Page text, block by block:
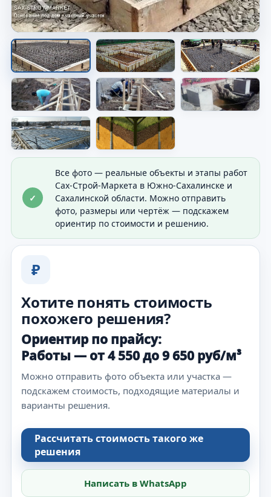
Опалубка перед заливкой
Показана форма будущего основания перед
бетоном.
✓
Все фото — реальные объекты и этапы работ
Сах-Строй-Маркета в Южно-Сахалинске и
Сахалинской области. Можно отправить
фото, размеры или чертёж — подскажем
ориентир по стоимости и решению.
₽
Хотите понять стоимость
похожего решения?
Ориентир по прайсу:
Работы — от 4 550 до 9 650 руб/м³
Можно отправить фото объекта или участка —
подскажем стоимость, подходящие материалы и
варианты решения.
Рассчитать стоимость такого же
решения
Написать в WhatsApp